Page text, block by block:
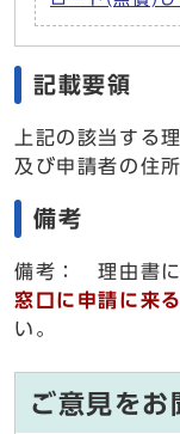
記載要領
上記の該当する
及び申請者の住
備考
備考： 理由書に
窓口に申請に来
い。
ご意見をお